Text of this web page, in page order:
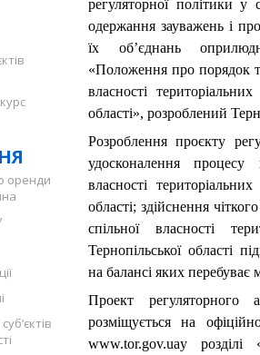
оренди
регуляторної політики у
одержання зауважень і
їх об’єднань
«Положення про порядок
власності
області», розроблений
Розроблення проєкту
удосконалення
власності
області; здійснення
спільної власності
Тернопільської області
на балансі яких перебуває
Проект регуляторного
розміщується на
www.tor.gov.uaу розділі